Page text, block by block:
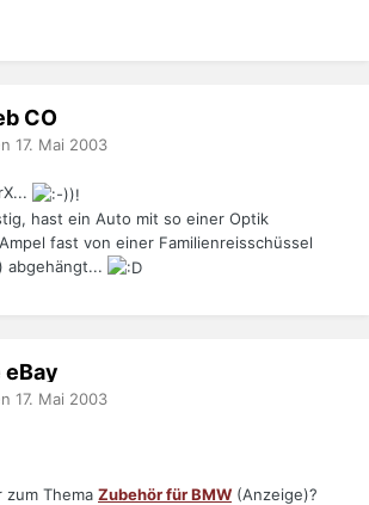
CO
17. Mai 2003
hast ein Auto mit so einer Optik
fast von einer Familienreisschüssel
abgehängt...
17. Mai 2003
zum Thema Zubehör für BMW (Anzeige)?